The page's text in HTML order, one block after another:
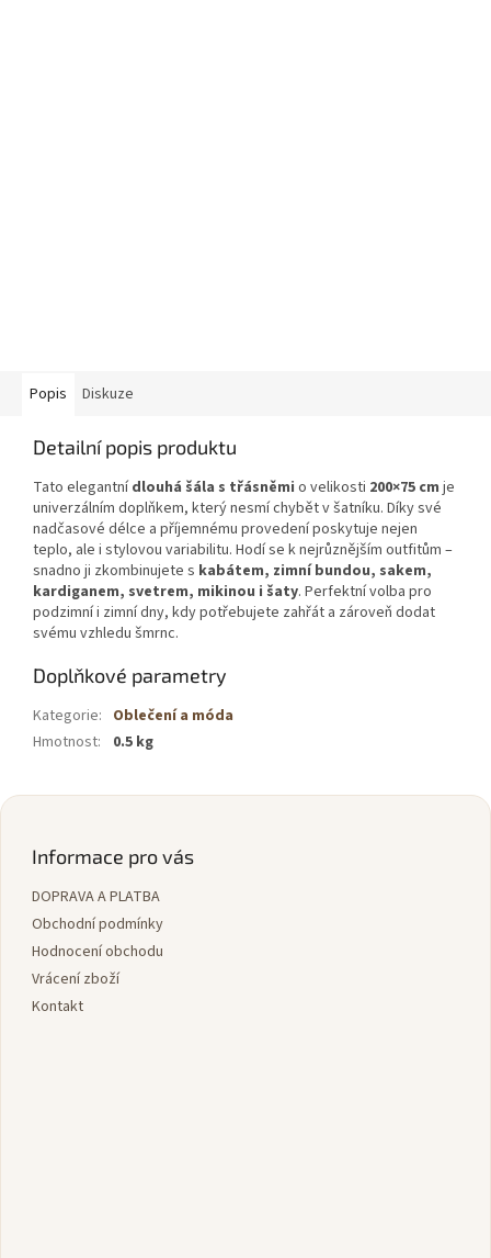
Popis Diskuze
Detailní popis produktu
Tato elegantnídlouhá šála s třásněmi o velikosti 200×75 cm je
univerzálním doplňkem, který nesmí chybět v šatníku. Díky své
nadčasové délce a příjemnému provedení poskytuje nejen
teplo, ale i stylovou variabilitu. Hodí se k nejrůznějším outfitům –
snadno ji zkombinujete s kabátem, zimní bundou, sakem,
kardiganem, svetrem, mikinou i šaty. Perfektní volba pro
podzimní i zimní dny, kdy potřebujete zahřát a zároveň dodat
svému vzhledu šmrnc.
Doplňkové parametry
Kategorie: Oblečení a móda
Hmotnost: 0.5 kg
Z
Informace pro vás
DOPRAVA A PLATBA
Obchodní podmínky
Hodnocení obchodu
Vrácení zboží
Kontakt